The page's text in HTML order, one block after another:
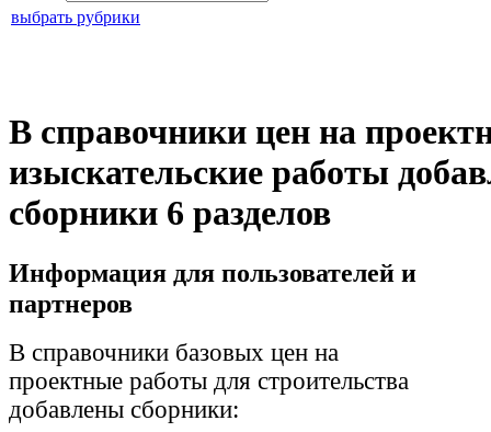
выбрать рубрики
В справочники цен на
изыскательские работы
сборники 6 разделов
Информация для пользователей и
партнеров
В справочники базовых цен на
проектные работы для строительства
добавлены сборники: